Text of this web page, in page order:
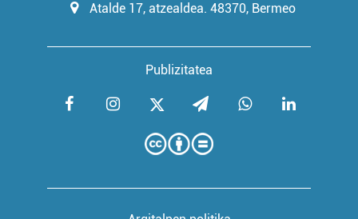
Publizitatea
Atalde 17, atzealdea. 48370, Bermeo